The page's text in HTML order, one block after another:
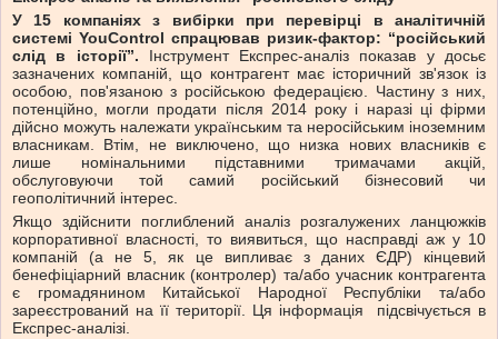
У 15 компаніях з вибірки при перевірці в аналітичній
системі YouControl спрацював ризик-фактор: “російський
слід в історії”. Інструмент Експрес-аналіз показав у досьє
зазначених компаній, що контрагент має історичний зв'язок із
особою, пов'язаною з російською федерацією. Частину з них,
потенційно, могли продати після 2014 року і наразі ці фірми
дійсно можуть належати українським та неросійським іноземним
власникам. Втім, не виключено, що низка нових власників є
лише номінальними підставними тримачами акцій,
обслуговуючи той самий російський бізнесовий чи
геополітичний інтерес.
Якщо здійснити поглиблений аналіз розгалужених ланцюжків
корпоративної власності, то виявиться, що насправді аж у 10
компаній (а не 5, як це випливає з даних ЄДР) кінцевий
бенефіціарний власник (контролер) та/або учасник контрагента
є громадянином Китайської Народної Республіки та/або
зареєстрований на її території. Ця інформація підсвічується в
Експрес-аналізі.